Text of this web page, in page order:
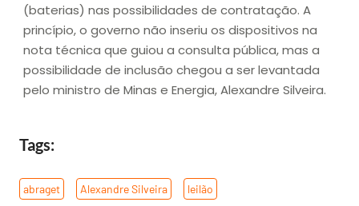
(baterias) nas possibilidades de contratação. A
princípio, o governo não inseriu os dispositivos na
nota técnica que guiou a consulta pública, mas a
possibilidade de inclusão chegou a ser levantada
pelo ministro de Minas e Energia, Alexandre Silveira.
Tags:
abraget Alexandre Silveira leilão